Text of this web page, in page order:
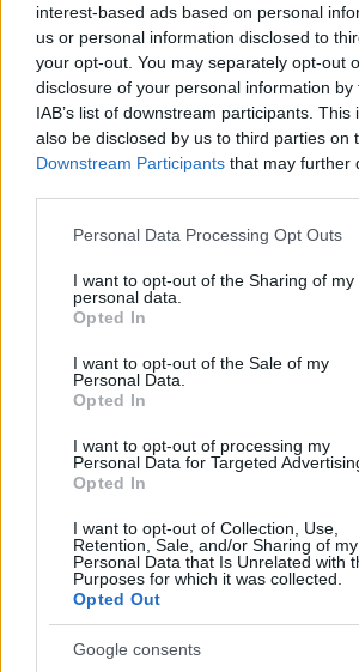
interest-based ads based on personal
us or personal information disclosed to
your opt-out. You may separately opt-out
disclosure of your personal information
IAB’s list of downstream participants.
also be disclosed by us to third parties on
Downstream Participants that may further
Please note that this website/app uses
not limited to your visit or usage
grant or deny consent to Google and its
use your data for below specified
consent section.
Personal Data Processing Opt Outs
I want to opt-out of the Sharing of my
personal data.
Opted In
I want to opt-out of the Sale of my
Personal Data.
Opted In
I want to opt-out of processing my
Personal Data for Targeted
Opted In
I want to opt-out of Collection, Use,
Retention, Sale, and/or Sharing of my
Personal Data that Is Unrelated with
Purposes for which it was collected.
Opted Out
Google consents
新鲜芝麻菜叶、芝麻菜菜肴和金色灯光
的插图。.
单击或点击图片可获取更多信息和
芝麻菜的烹饪用途
芝麻菜略带辛辣味，非常适合用于多种
的餐点增添独特的风味。生吃芝麻菜拌
用芝麻菜烹饪，菜肴会更加美味。不妨
酪都很搭，是沙拉和意面的完美之选。
芝麻菜的辛辣风味能让任何菜肴都更加
宜，在烹饪中加入芝麻菜，更能激发你
将芝麻菜加入你的饮食中